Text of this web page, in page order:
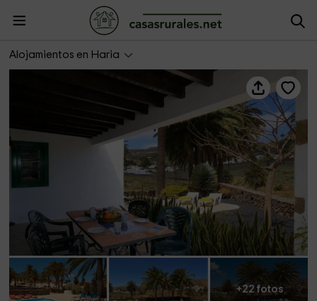
Alojamientos en Haria
Plus Villas Lanzarote- Finca La Crucita- Órzola
+22 fotos